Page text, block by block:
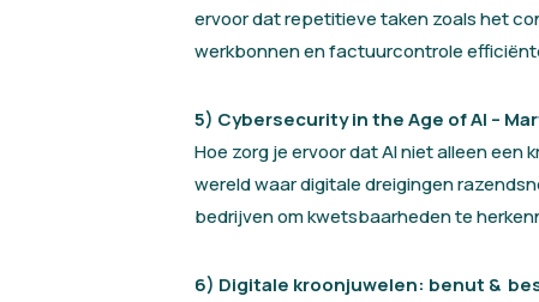
ervoor dat repetitieve taken zoals het
werkbonnen en factuurcontrole
5) Cybersecurity in the Age of AI –
Hoe zorg je ervoor dat AI niet alleen een
wereld waar digitale dreigingen
bedrijven om kwetsbaarheden te
6) Digitale kroonjuwelen: benut &